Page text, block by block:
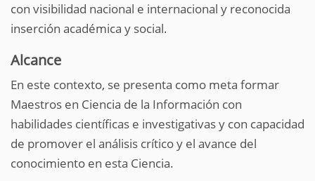
con visibilidad nacional e internacional y reconocida
inserción académica y social.
Alcance
En este contexto, se presenta como meta formar
Maestros en Ciencia de la Información con
habilidades científicas e investigativas y con capacidad
de promover el análisis crítico y el avance del
conocimiento en esta Ciencia.